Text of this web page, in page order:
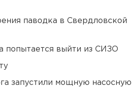
паводка в Свердловской
попытается выйти из СИЗО
запустили мощную насосную